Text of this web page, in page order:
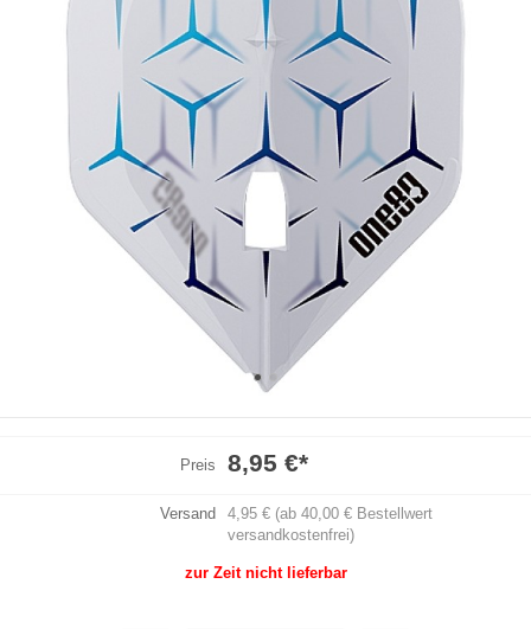
Preis 8,95 €*
Versand
4,95 € (ab 40,00 € Bestellwert
versandkostenfrei)
zur Zeit nicht lieferbar